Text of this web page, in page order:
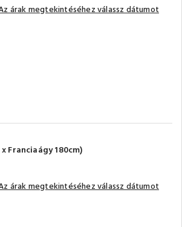
/ Zöld udvar
(saját)
árak megtekintéséhez válassz dátumot
Franciaágy 180cm)
árak megtekintéséhez válassz dátumot